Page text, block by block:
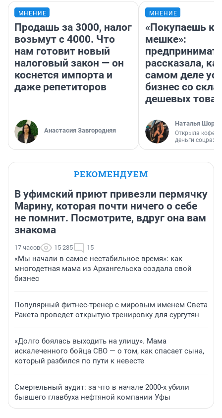
МНЕНИЕ
Продашь за 3000, налог
возьмут с 4000. Что
нам готовит новый
налоговый закон — он
коснется импорта и
даже репетиторов
Анастасия Завгородняя
МНЕНИЕ
«Покупаешь
мешке»:
рассказала,
самом деле
бизнес со
дешевых
Наталья
Открыла
деньги
РЕКОМЕНДУЕМ
В уфимский приют привезли пермячку
Марину, которая почти ничего о себе
не помнит. Посмотрите, вдруг она вам
знакома
17 часов 15 285 15
«Мы начали в самое нестабильное время»: как
многодетная мама из Архангельска создала свой
бизнес
Популярный фитнес-тренер с мировым именем Света
Ракета проведет открытую тренировку для сургутян
«Долго боялась выходить на улицу». Мама
искалеченного бойца СВО — о том, как спасает сына,
который разбился по пути к невесте
Смертельный аудит: за что в начале 2000-х убили
бывшего главбуха нефтяной компании Уфы